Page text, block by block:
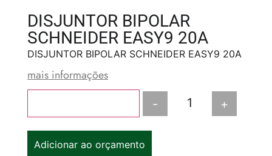
DISJUNTOR BIPOLAR
SCHNEIDER EASY9 20A
DISJUNTOR BIPOLAR SCHNEIDER EASY9 20A
mais informações
- +
Adicionar ao orçamento